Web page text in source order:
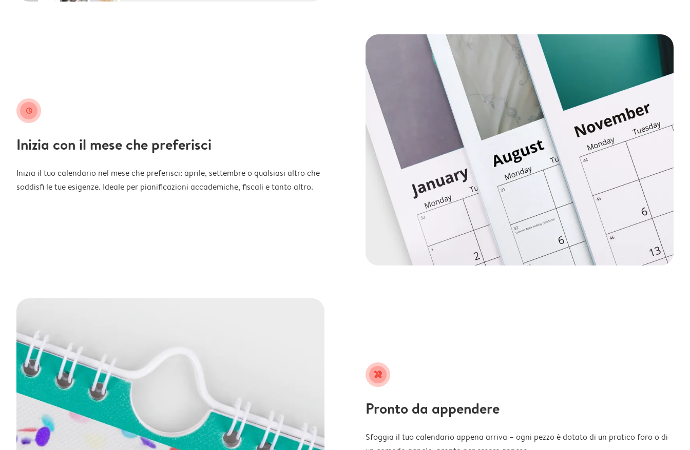
clock
Inizia con il mese che preferisci
Inizia il tuo calendario nel mese che preferisci: aprile, settembre o qualsiasi altro che
soddisfi le tue esigenze. Ideale per pianificazioni accademiche, fiscali e tanto altro.
tools
Pronto da appendere
Sfoggia il tuo calendario appena arriva – ogni pezzo è dotato di un pratico foro o di